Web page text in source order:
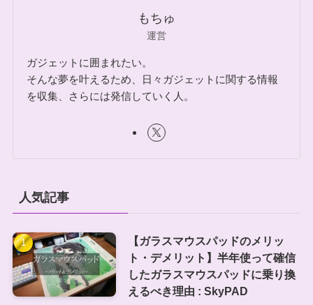
もちゅ
運営
ガジェットに囲まれたい。
そんな夢を叶えるため、日々ガジェットに関する情報
を収集、さらには発信していく人。
人気記事
【ガラスマウスパッドのメリッ
ト・デメリット】半年使って確信
したガラスマウスパッドに乗り換
えるべき理由 : SkyPAD